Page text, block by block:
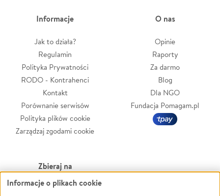
Informacje
Jak to działa?
Regulamin
Polityka Prywatności
RODO - Kontrahenci
Kontakt
Porównanie serwisów
Polityka plików cookie
Zarządzaj zgodami cookie
O nas
Opinie
Raporty
Za darmo
Blog
Dla NGO
Fundacja Pomagam.pl
Zbieraj na
Leczenie
Informacje o plikach cookie